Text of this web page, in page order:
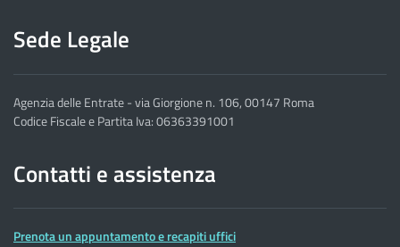
Sede Legale
Agenzia delle Entrate - via Giorgione n. 106, 00147 Roma
Codice Fiscale e Partita Iva: 06363391001
Contatti e assistenza
Prenota un appuntamento e recapiti uffici